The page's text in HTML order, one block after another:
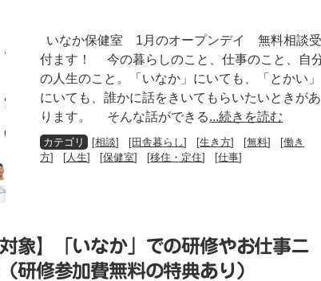
いなか保健室 1月のオープンデイ 無料相談受
付ます！ 今の暮らしのこと、仕事のこと、自
の人生のこと。「いなか」にいても、「とかい」
にいても、誰かに話をきいてもらいたいときがあ
ります。 そんな話ができる...続きを読む
[相談] [田舎暮らし] [生き方] [無料] [働き
方] [ 人生] [保健室] [移住・定住] [仕事]
象】「いなか」での研修やお仕事ニ
研修参加費無料の特典あり）